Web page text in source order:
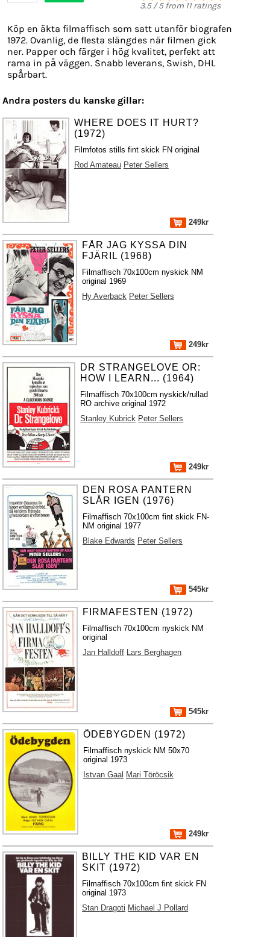
3.5/5from 11ratings
Köp en äkta filmaffisch som satt utanför biografen
1972. Ovanlig, de flesta slängdes när filmen gick
ner. Papper och färger i hög kvalitet, perfekt att
rama in på väggen. Snabb leverans, Swish, DHL
spårbart.
Andra posters du kanske gillar:
WHERE DOES IT HURT?
(1972)
Filmfotos stills fint skick FN original
Rod Amateau Peter Sellers
249kr
FÅR JAG KYSSA DIN
FJÄRIL (1968)
Filmaffisch 70x100cm nyskick NM
original 1969
Hy Averback Peter Sellers
249kr
DR STRANGELOVE OR:
HOW I LEARN... (1964)
Filmaffisch 70x100cm nyskick/rullad
RO archive original 1972
Stanley Kubrick Peter Sellers
249kr
DEN ROSA PANTERN
SLÅR IGEN (1976)
Filmaffisch 70x100cm fint skick FN-
NM original 1977
Blake Edwards Peter Sellers
545kr
FIRMAFESTEN (1972)
Filmaffisch 70x100cm nyskick NM
original
Jan Halldoff Lars Berghagen
545kr
ÖDEBYGDEN (1972)
Filmaffisch nyskick NM 50x70
original 1973
Istvan Gaal Mari Töröcsik
249kr
BILLY THE KID VAR EN
SKIT (1972)
Filmaffisch 70x100cm fint skick FN
original 1973
Stan Dragoti Michael J Pollard